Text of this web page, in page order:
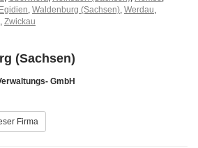
, Waldenburg (Sachsen), Werdau,
, Zwickau
(Sachsen)
GmbH
Firma